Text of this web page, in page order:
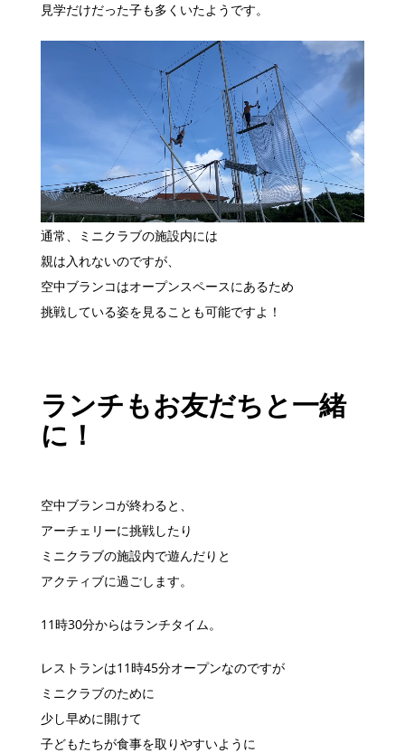
見学だけだった子も多くいたようです。
通常、ミニクラブの施設内には
親は入れないのですが、
空中ブランコはオープンスペースにあるため
挑戦している姿を見ることも可能ですよ！
ランチもお友だちと一緒
に！
空中ブランコが終わると、
アーチェリーに挑戦したり
ミニクラブの施設内で遊んだりと
アクティブに過ごします。
11時30分からはランチタイム。
レストランは11時45分オープンなのですが
ミニクラブのために
少し早めに開けて
子どもたちが食事を取りやすいように